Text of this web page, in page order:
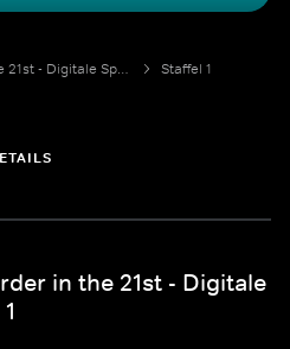
Murder in the 21st - Digitale Spurensuche
Staffel 1
in the 21st - Digitale